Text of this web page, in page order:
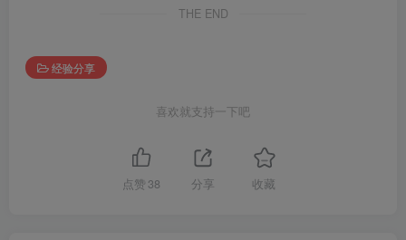
THE END
经验分享
喜欢就支持一下吧
点赞 38 分享 收藏